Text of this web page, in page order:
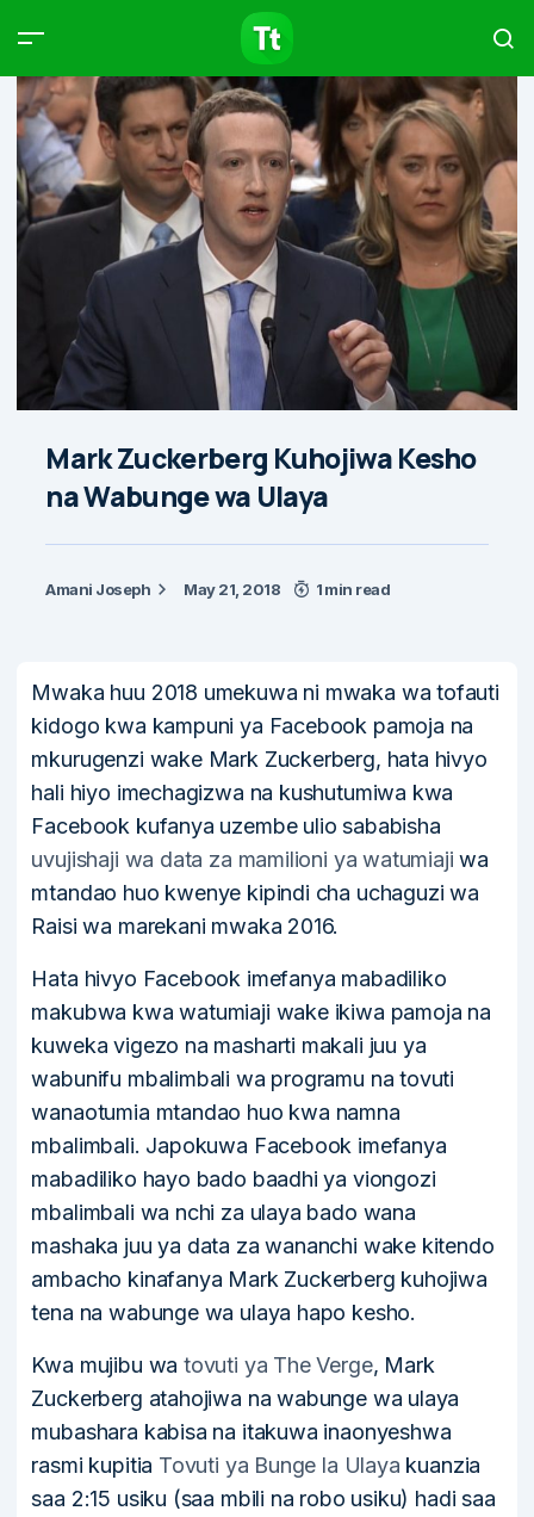
Mark Zuckerberg Kuhojiwa Kesho
na Wabunge wa Ulaya
Amani Joseph May 21, 2018 1 min read
Mwaka huu 2018 umekuwa ni mwaka wa tofauti
kidogo kwa kampuni ya Facebook pamoja na
mkurugenzi wake Mark Zuckerberg, hata hivyo
hali hiyo imechagizwa na kushutumiwa kwa
Facebook kufanya uzembe ulio sababisha
uvujishaji wa data za mamilioni ya watumiaji wa
mtandao huo kwenye kipindi cha uchaguzi wa
Raisi wa marekani mwaka 2016.
Hata hivyo Facebook imefanya mabadiliko
makubwa kwa watumiaji wake ikiwa pamoja na
kuweka vigezo na masharti makali juu ya
wabunifu mbalimbali wa programu na tovuti
wanaotumia mtandao huo kwa namna
mbalimbali. Japokuwa Facebook imefanya
mabadiliko hayo bado baadhi ya viongozi
mbalimbali wa nchi za ulaya bado wana
mashaka juu ya data za wananchi wake kitendo
ambacho kinafanya Mark Zuckerberg kuhojiwa
tena na wabunge wa ulaya hapo kesho.
Kwa mujibu wa tovuti ya The Verge, Mark
Zuckerberg atahojiwa na wabunge wa ulaya
mubashara kabisa na itakuwa inaonyeshwa
rasmi kupitia Tovuti ya Bunge la Ulaya kuanzia
saa 2:15 usiku (saa mbili na robo usiku) hadi saa
Products Articles
Type to start searching…